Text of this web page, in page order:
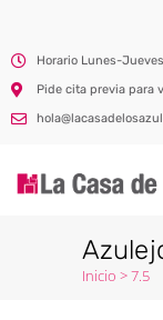
Horario Lunes-
Pide cita previa para
Inicio >7.5